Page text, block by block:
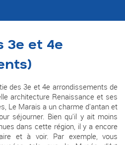
3e et 4e
des 3e et 4e arrondissements de
architecture Renaissance et ses
Le Marais a un charme d'antan et
séjourner. Bien qu'il y ait moins
dans cette région, il y a encore
et à voir. Par exemple, vous